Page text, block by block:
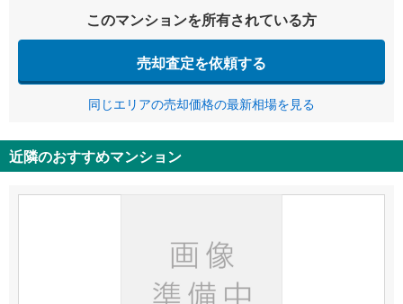
このマンションを所有されている方
売却査定を依頼する
同じエリアの売却価格の最新相場を見る
近隣のおすすめマンション